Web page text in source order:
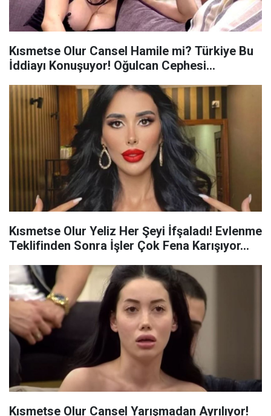
Kısmetse Olur Cansel Hamile mi? Türkiye Bu
İddiayı Konuşuyor! Oğulcan Cephesi…
Kısmetse Olur Yeliz Her Şeyi İfşaladı! Evlenme
Teklifinden Sonra İşler Çok Fena Karışıyor…
Kısmetse Olur Cansel Yarışmadan Ayrılıyor!